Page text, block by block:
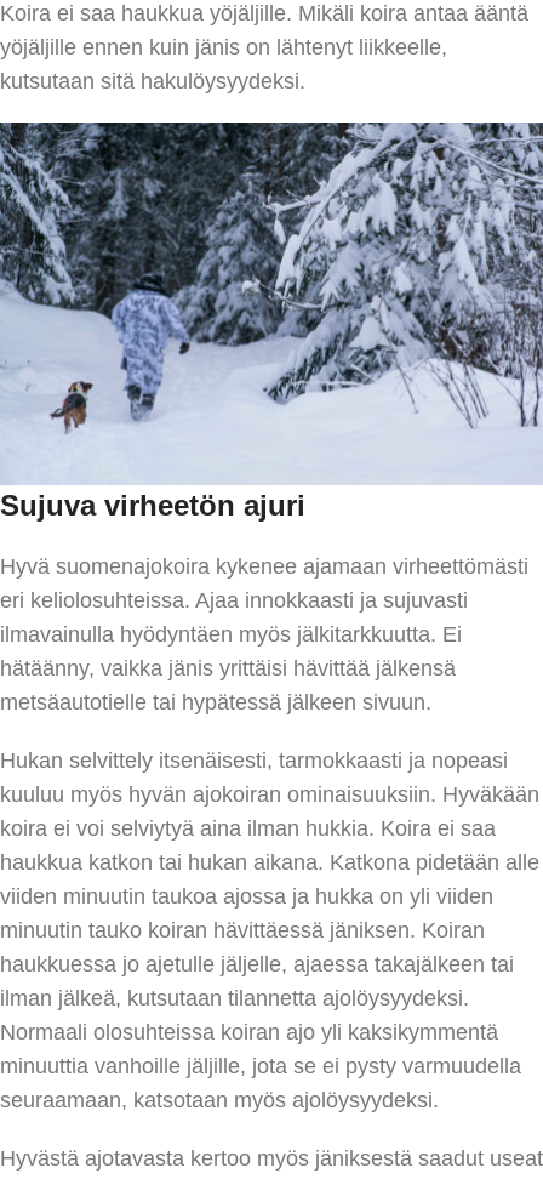
Koira ei saa haukkua yöjäljille. Mikäli koira antaa ääntä
yöjäljille ennen kuin jänis on lähtenyt liikkeelle,
kutsutaan sitä hakulöysyydeksi.
Sujuva virheetön ajuri
Hyvä suomenajokoira kykenee ajamaan virheettömästi
eri keliolosuhteissa. Ajaa innokkaasti ja sujuvasti
ilmavainulla hyödyntäen myös jälkitarkkuutta. Ei
hätäänny, vaikka jänis yrittäisi hävittää jälkensä
metsäautotielle tai hypätessä jälkeen sivuun.
Hukan selvittely itsenäisesti, tarmokkaasti ja nopeasi
kuuluu myös hyvän ajokoiran ominaisuuksiin. Hyväkään
koira ei voi selviytyä aina ilman hukkia. Koira ei saa
haukkua katkon tai hukan aikana. Katkona pidetään alle
viiden minuutin taukoa ajossa ja hukka on yli viiden
minuutin tauko koiran hävittäessä jäniksen. Koiran
haukkuessa jo ajetulle jäljelle, ajaessa takajälkeen tai
ilman jälkeä, kutsutaan tilannetta ajolöysyydeksi.
Normaali olosuhteissa koiran ajo yli kaksikymmentä
minuuttia vanhoille jäljille, jota se ei pysty varmuudella
seuraamaan, katsotaan myös ajolöysyydeksi.
Hyvästä ajotavasta kertoo myös jäniksestä saadut useat